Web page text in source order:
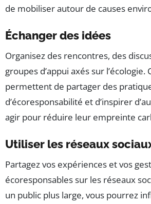
de mobiliser autour de causes
Échanger des idées
Organisez des rencontres, des
groupes d’appui axés sur l’écologie.
permettent de partager des
d’écoresponsabilité et d’inspirer
agir pour réduire leur empreinte
Utiliser les réseaux
Partagez vos expériences et vos
écoresponsables sur les réseaux
un public plus large, vous pourrez